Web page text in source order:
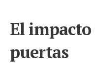
El
puertas